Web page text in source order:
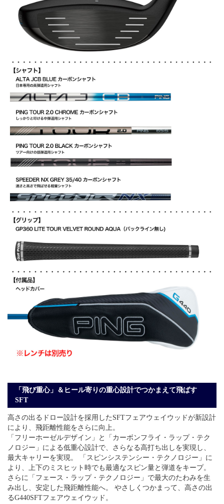
「飛び重心」＆ヒール寄りの重心設計でつかまえて飛ばす
SFT
高さの出るドロー設計を採用したSFTフェアウェイウッドが新設計
により、飛距離性能をさらに向上。
「フリーホーゼルデザイン」と「カーボンフライ・ラップ・テク
ノロジー」による低重心設計で、さらなる高打ち出しを実現し、
最大キャリーを実現。 「スピンシステンシー・テクノロジー」に
より、上下のミスヒット時でも最適なスピン量と弾道をキープ。
さらに「フェース・ラップ・テクノロジー」で最大のたわみを生
み出し、安定した飛距離性能へ。 やさしくつかまって、高さの出
るG440SFTフェアウェイウッド。